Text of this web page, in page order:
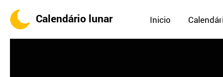
Calendário lunar Inicio